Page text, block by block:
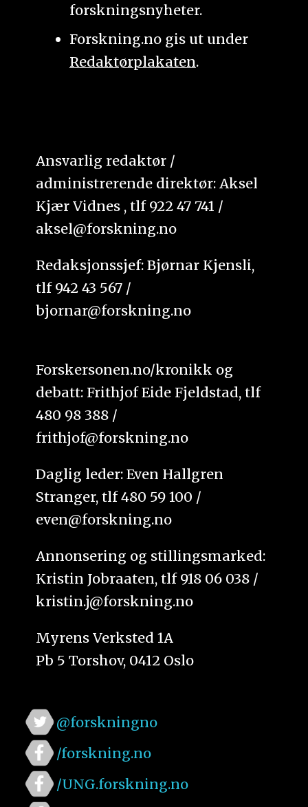
forskningsnyheter.
Forskning.no gis ut under
Redaktørplakaten.
Ansvarlig redaktør /
administrerende direktør: Aksel
Kjær Vidnes , tlf 922 47 741 /
aksel@forskning.no
Redaksjonssjef: Bjørnar Kjensli,
tlf 942 43 567 /
bjornar@forskning.no
Forskersonen.no/kronikk og
debatt: Frithjof Eide Fjeldstad, tlf
480 98 388 /
frithjof@forskning.no
Daglig leder: Even Hallgren
Stranger, tlf 480 59 100 /
even@forskning.no
Annonsering og stillingsmarked:
Kristin Jobraaten, tlf 918 06 038 /
kristin.j@forskning.no
Myrens Verksted 1A
Pb 5 Torshov, 0412 Oslo
@forskningno
/forskning.no
/UNG.forskning.no